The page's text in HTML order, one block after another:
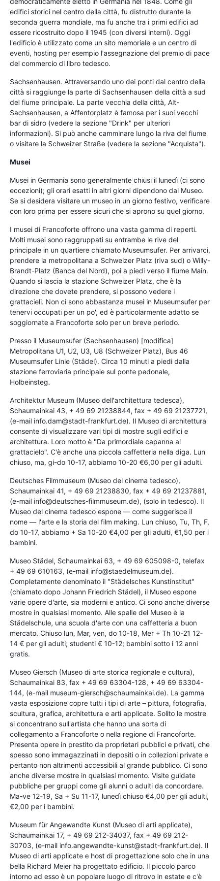
edifici storici nel centro della città, fu distrutto durante la
seconda guerra mondiale, ma fu anche tra i primi edifici ad
essere ricostruito dopo il 1945 (con diversi interni). Oggi
l'edificio è utilizzato come un sito memoriale e un centro di
eventi, hosting per esempio l'assegnazione del premio di pace
del commercio di libro tedesco.
Sachsenhausen. Attraversando uno dei ponti dal centro della
città si raggiunge la parte di Sachsenhausen della città a sud
del fiume principale. La parte vecchia della città, Alt-
Sachsenhausen, a Affentorplatz è famosa per i suoi vecchi
bar di sidro (vedere la sezione "Drink" per ulteriori
informazioni). Si può anche camminare lungo la riva del fiume
o visitare la Schweizer Straße (vedere la sezione "Acquista").
Musei
Musei in Germania sono generalmente chiusi il lunedì (ci sono
eccezioni); gli orari esatti in altri giorni dipendono dal Museo.
Se si desidera visitare un museo in un giorno festivo, verificare
con loro prima per essere sicuri che si aprono su quel giorno.
I musei di Francoforte offrono una vasta gamma di reperti.
Molti musei sono raggruppati su entrambe le rive del
principale in un quartiere chiamato Museumsufer. Per arrivarci,
prendere la metropolitana a Schweizer Platz (riva sud) o Willy-
Brandt-Platz (Banca del Nord), poi a piedi verso il fiume Main.
Quando si lascia la stazione Schweizer Platz, che è la
direzione che dovete prendere, si possono vedere i
grattacieli. Non ci sono abbastanza musei in Museumsufer per
tenervi occupati per un po', ed è particolarmente adatto se
soggiornate a Francoforte solo per un breve periodo.
Presso il Museumsufer (Sachsenhausen) [modifica]
Metropolitana U1, U2, U3, U8 (Schweizer Platz), Bus 46
Museumsufer Linie (Städel). Circa 10 minuti a piedi dalla
stazione ferroviaria principale sul ponte pedonale,
Holbeinsteg.
Architektur Museum (Museo dell'architettura tedesca),
Schaumainkai 43, + 49 69 21238844, fax + 49 69 21237721,
(e-mail info.dam@stadt-frankfurt.de). Il Museo di architettura
consente di visualizzare vari tipi di mostre sugli edifici e
architettura. Loro motto è "Da primordiale capanna al
grattacielo". C'è anche una piccola caffetteria nella diga. Lun
chiuso, ma, gi-do 10-17, abbiamo 10-20 €6,00 per gli adulti.
Deutsches Filmmuseum (Museo del cinema tedesco),
Schaumainkai 41, + 49 69 21238830, fax + 49 69 21237881,
(e-mail info@deutsches-filmmuseum.de), (solo in tedesco). Il
Museo del cinema tedesco espone — come suggerisce il
nome — l'arte e la storia del film making. Lun chiuso, Tu, Th, F,
do 10-17, abbiamo + Sa 10-20 €4,00 per gli adulti, €1,50 per i
bambini.
Museo Städel, Schaumainkai 63, + 49 69 605098-0, telefax
+ 49 69 610163, (e-mail info@staedelmuseum.de).
Completamente denominato il "Städelsches Kunstinstitut"
(chiamato dopo Johann Friedrich Städel), il Museo espone
varie opere d'arte, sia moderni e antico. Ci sono anche diverse
mostre in qualsiasi momento. Alle spalle del Museo è la
Städelschule, una scuola d'arte con una caffetteria a buon
mercato. Chiuso lun, Mar, ven, do 10-18, Mer + Th 10-21 12-
14 € per gli adulti; studenti € 10-12; bambini sotto i 12 anni
gratis.
Museo Giersch (Museo di arte storica regionale e cultura),
Schaumainkai 83, fax + 49 69 63304-128, + 49 69 63304-
144, (e-mail museum-giersch@schaumainkai.de). La gamma
vasta esposizione copre tutti i tipi di arte – pittura, fotografia,
scultura, grafica, architettura e arti applicate. Solito le mostre
si concentrano sull'artista che hanno una sorta di
collegamento a Francoforte o nella regione di Francoforte.
Presenta opere in prestito da proprietari pubblici e privati, che
spesso sono immagazzinati in depositi o in collezioni private e
pertanto non altrimenti accessibili al grande pubblico. Ci sono
anche diverse mostre in qualsiasi momento. Visite guidate
pubbliche per gruppi come gli alunni o adulti da concordare.
Ma-ve 12-19, Sa + Su 11-17, lunedì chiuso €4,00 per gli adulti,
€2,00 per i bambini.
Museum für Angewandte Kunst (Museo di arti applicate),
Schaumainkai 17, + 49 69 212-34037, fax + 49 69 212-
30703, (e-mail info.angewandte-kunst@stadt-frankfurt.de). Il
Museo di arti applicate e host di progettazione solo che in una
bella Richard Meier ha progettato edificio. Il piccolo parco
intorno ad esso è un popolare luogo di ritrovo in estate e c'è